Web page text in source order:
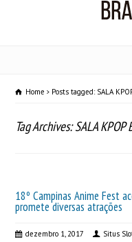
Home Posts tagged: SALA
Tag Archives: SALA KPOP
18º Campinas Anime Fest
promete diversas atrações
dezembro 1, 2017 Situs